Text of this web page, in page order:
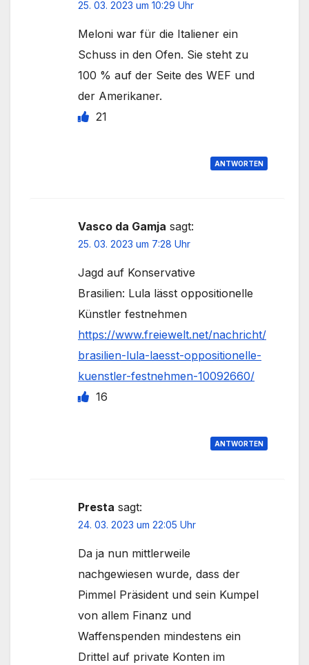
25. 03. 2023 um 10:29 Uhr
Meloni war für die Italiener ein
Schuss in den Ofen. Sie steht zu
100 % auf der Seite des WEF und
der Amerikaner.
21
ANTWORTEN
Vasco da Gamja sagt:
25. 03. 2023 um 7:28 Uhr
Jagd auf Konservative
Brasilien: Lula lässt oppositionelle
Künstler festnehmen
https://www.freiewelt.net/nachricht/
brasilien-lula-laesst-oppositionelle-
kuenstler-festnehmen-10092660/
16
ANTWORTEN
Presta sagt:
24. 03. 2023 um 22:05 Uhr
Da ja nun mittlerweile
nachgewiesen wurde, dass der
Pimmel Präsident und sein Kumpel
von allem Finanz und
Waffenspenden mindestens ein
Drittel auf private Konten im